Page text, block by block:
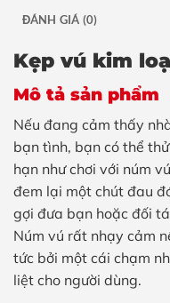
ĐÁNH GIÁ (0)
Kẹp vú kim
Mô tả sản phẩm
Nếu đang cảm thấy
bạn tình, bạn có thể
hạn như chơi với núm
đem lại một chút đau
gợi đưa bạn hoặc đối
Núm vú rất nhạy cảm
tức bởi một cái chạm
liệt cho người dùng.